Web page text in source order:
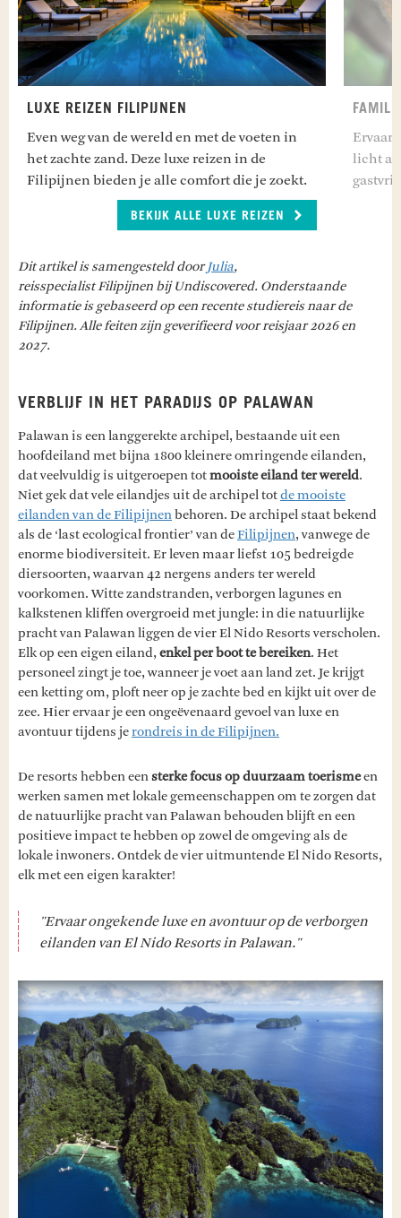
LUXE REIZEN FILIPIJNEN
Even weg van de wereld en met de voeten in
het zachte zand. Deze luxe reizen in de
Filipijnen bieden je alle comfort die je zoekt.
BEKIJK ALLE LUXE REIZEN
Ervaar
licht
Dit artikel is samengesteld doorJulia,
reisspecialist Filipijnen bij Undiscovered. Onderstaande
informatie is gebaseerd op een recente studiereis naar de
Filipijnen. Alle feiten zijn geverifieerd voor reisjaar 2026 en
2027.
VERBLIJF IN HET PARADIJS OP PALAWAN
Palawan is een langgerekte archipel, bestaande uit een
hoofdeiland met bijna 1800 kleinere omringende eilanden,
dat veelvuldig is uitgeroepen totmooiste eiland ter wereld.
Niet gek dat vele eilandjes uit de archipel totde mooiste
eilanden van de Filipijnenbehoren. De archipel staat bekend
als de ‘last ecological frontier’ van deFilipijnen, vanwege de
enorme biodiversiteit. Er leven maar liefst 105 bedreigde
diersoorten, waarvan 42 nergens anders ter wereld
voorkomen. Witte zandstranden, verborgen lagunes en
kalkstenen kliffen overgroeid met jungle: in die natuurlijke
pracht van Palawan liggen de vier El Nido Resorts verscholen.
Elk op een eigen eiland, enkel per boot te bereiken. Het
personeel zingt je toe, wanneer je voet aan land zet. Je krijgt
een ketting om, ploft neer op je zachte bed en kijkt uit over de
zee. Hier ervaar je een ongeëvenaard gevoel van luxe en
avontuur tijdens jerondreis in de Filipijnen.
De resorts hebben eensterke focus op duurzaam toerismeen
werken samen met lokale gemeenschappen om te zorgen dat
de natuurlijke pracht van Palawan behouden blijft en een
positieve impact te hebben op zowel de omgeving als de
lokale inwoners. Ontdek de vier uitmuntende El Nido Resorts,
elk met een eigen karakter!
"Ervaar ongekende luxe en avontuur op de verborgen
eilanden van El Nido Resorts in Palawan."